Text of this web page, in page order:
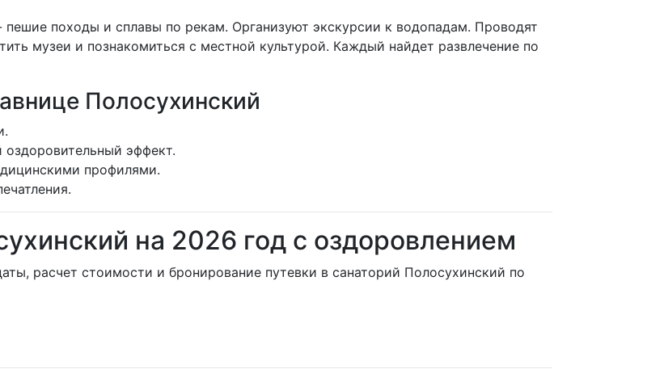
походы и сплавы по рекам. Организуют экскурсии к водопадам. Проводят
музеи и познакомиться с местной культурой. Каждый найдет развлечение по
Полосухинский
эффект.
профилями.
на 2026 год с оздоровлением
расчет стоимости и бронирование путевки в санаторий Полосухинский по